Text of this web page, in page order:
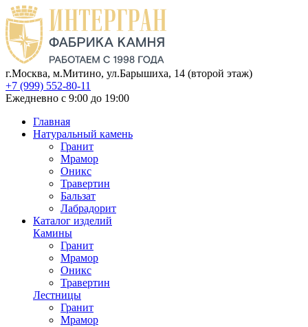
г.Москва, м.Митино, ул.Барышиха, 14 (второй этаж)
+7 (999) 552-80-11
Ежедневно с 9:00 до 19:00
Главная
Натуральный камень
Гранит
Мрамор
Оникс
Травертин
Бальзат
Лабрадорит
Каталог изделий
Камины
Гранит
Мрамор
Оникс
Травертин
Лестницы
Гранит
Мрамор